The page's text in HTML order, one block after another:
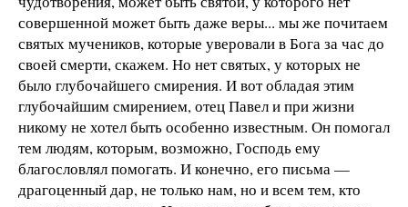
совершенной может быть даже веры... мы же почитаем
святых мучеников, которые уверовали в Бога за час до
своей смерти, скажем. Но нет святых, у которых не
было глубочайшего смирения. И вот обладая этим
глубочайшим смирением, отец Павел и при жизни
никому не хотел быть особенно известным. Он помогал
тем людям, которым, возможно, Господь ему
благословлял помогать. И конечно, его письма —
драгоценный дар, не только нам, но и всем тем, кто